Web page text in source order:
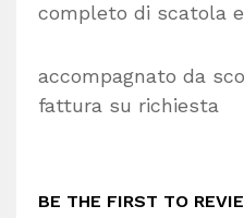
completo di scatola
accompagnato da
fattura su richiesta
BE THE FIRST TO